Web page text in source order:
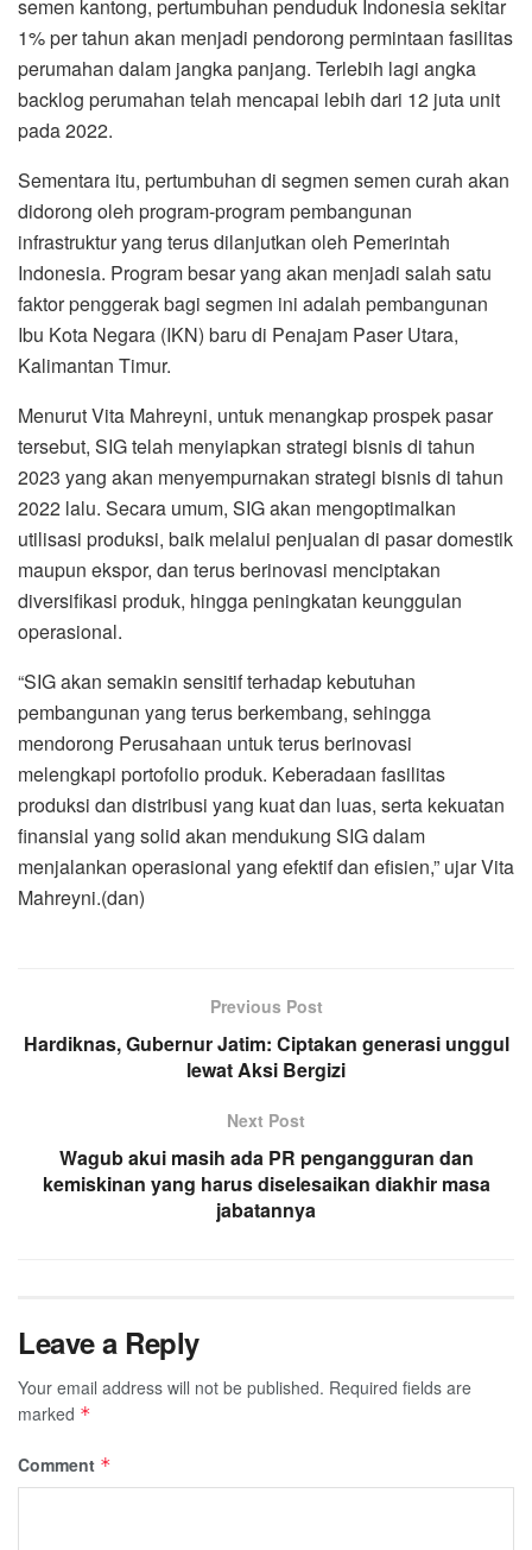
semen kantong, pertumbuhan penduduk Indonesia sekitar
1% per tahun akan menjadi pendorong permintaan fasilitas
perumahan dalam jangka panjang. Terlebih lagi angka
backlog perumahan telah mencapai lebih dari 12 juta unit
pada 2022.
Sementara itu, pertumbuhan di segmen semen curah akan
didorong oleh program-program pembangunan
infrastruktur yang terus dilanjutkan oleh Pemerintah
Indonesia. Program besar yang akan menjadi salah satu
faktor penggerak bagi segmen ini adalah pembangunan
Ibu Kota Negara (IKN) baru di Penajam Paser Utara,
Kalimantan Timur.
Menurut Vita Mahreyni, untuk menangkap prospek pasar
tersebut, SIG telah menyiapkan strategi bisnis di tahun
2023 yang akan menyempurnakan strategi bisnis di tahun
2022 lalu. Secara umum, SIG akan mengoptimalkan
utilisasi produksi, baik melalui penjualan di pasar domestik
maupun ekspor, dan terus berinovasi menciptakan
diversifikasi produk, hingga peningkatan keunggulan
operasional.
“SIG akan semakin sensitif terhadap kebutuhan
pembangunan yang terus berkembang, sehingga
mendorong Perusahaan untuk terus berinovasi
melengkapi portofolio produk. Keberadaan fasilitas
produksi dan distribusi yang kuat dan luas, serta kekuatan
finansial yang solid akan mendukung SIG dalam
menjalankan operasional yang efektif dan efisien,” ujar Vita
Mahreyni.(dan)
Previous Post
Hardiknas, Gubernur Jatim: Ciptakan generasi unggul
lewat Aksi Bergizi
Next Post
Wagub akui masih ada PR pengangguran dan
kemiskinan yang harus diselesaikan diakhir masa
jabatannya
Leave a Reply
Your email address will not be published. Required fields are
marked *
Comment *